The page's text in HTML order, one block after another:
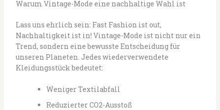
Warum Vintage-Mode eine nachhaltige Wahl ist
Lass uns ehrlich sein: Fast Fashion ist out,
Nachhaltigkeit ist in! Vintage-Mode ist nicht nur ein
Trend, sondern eine bewusste Entscheidung für
unseren Planeten. Jedes wiederverwendete
Kleidungsstück bedeutet:
Weniger Textilabfall
Reduzierter CO2-Ausstoß